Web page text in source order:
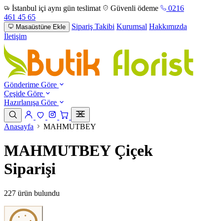
İstanbul içi aynı gün teslimat Güvenli ödeme
0216
461 45 65
Masaüstüne Ekle Sipariş Takibi Kurumsal Hakkımızda
İletişim
Gönderime Göre
Çeşide Göre
Hazırlanışa Göre
Anasayfa MAHMUTBEY
MAHMUTBEY Çiçek
Siparişi
227 ürün bulundu